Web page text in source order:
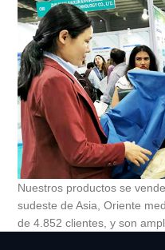
Nuestros productos se
sudeste de Asia, Oriente
de 4.852 clientes, y son